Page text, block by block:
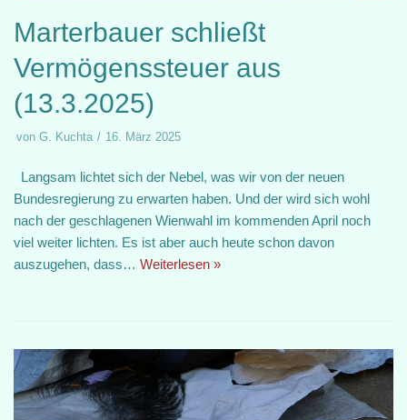
Marterbauer schließt
Vermögenssteuer aus
(13.3.2025)
von G. Kuchta 16. März 2025
Langsam lichtet sich der Nebel, was wir von der neuen
Bundesregierung zu erwarten haben. Und der wird sich wohl
nach der geschlagenen Wienwahl im kommenden April noch
viel weiter lichten. Es ist aber auch heute schon davon
auszugehen, dass… Weiterlesen »